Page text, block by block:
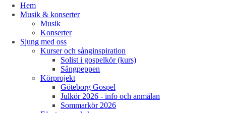
Hem
Musik & konserter
Musik
Konserter
Sjung med oss
Kurser och sånginspiration
Solist i gospelkör (kurs)
Sångpeppen
Körprojekt
Göteborg Gospel
Julkör 2026 - info och anmälan
Sommarkör 2026